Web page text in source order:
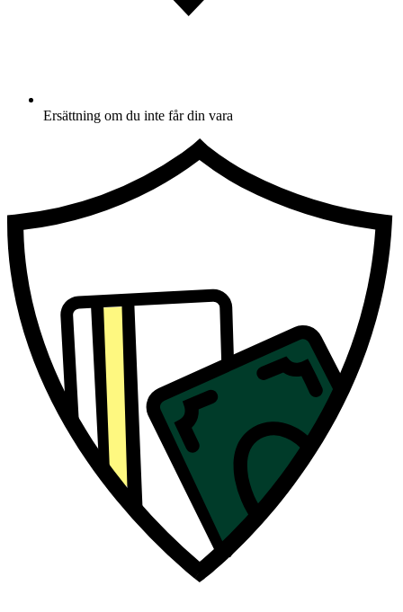
Ersättning om du inte får din vara